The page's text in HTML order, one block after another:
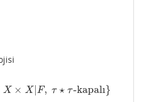
X × X| F, τ ⋆ τ-kapalı}
}